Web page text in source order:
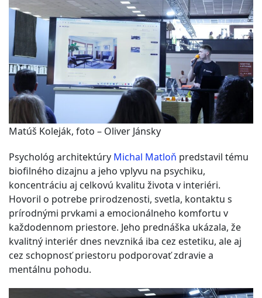
Matúš Koleják, foto – Oliver Jánsky
Psychológ architektúry Michal Matloň predstavil tému
biofilného dizajnu a jeho vplyvu na psychiku,
koncentráciu aj celkovú kvalitu života v interiéri.
Hovoril o potrebe prirodzenosti, svetla, kontaktu s
prírodnými prvkami a emocionálneho komfortu v
každodennom priestore. Jeho prednáška ukázala, že
kvalitný interiér dnes nevzniká iba cez estetiku, ale aj
cez schopnosť priestoru podporovať zdravie a
mentálnu pohodu.